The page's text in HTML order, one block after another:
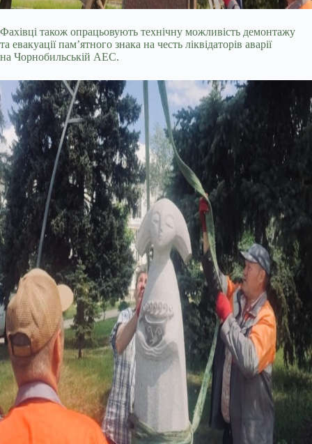
Фахівці також опрацьовують технічну можливість демонтажу
та евакуації пам’ятного знака на честь ліквідаторів аварії
на Чорнобильській АЕС.